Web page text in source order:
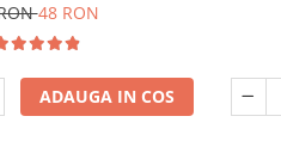
48 RON
ADAUGA IN COS